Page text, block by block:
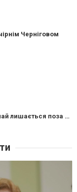
Черніговом
Чернігів у дрібницях: те, що зазвичай лишається поза увагою